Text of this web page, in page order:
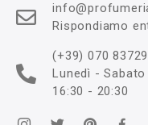
Rispondiamo
(+39) 070
Lunedì -
16:30 - 20:30